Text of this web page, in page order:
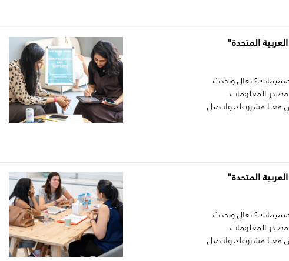
المتحدة"
تعال وتحدث
مصدر المعلومات
معنا مشروعك واحصل
المتحدة"
تعال وتحدث
مصدر المعلومات
معنا مشروعك واحصل